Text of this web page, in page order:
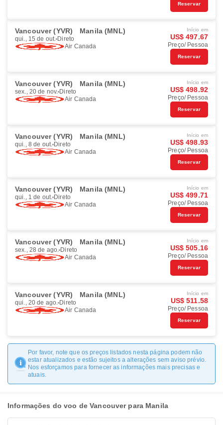
Reservar
Vancouver (YVR) Manila (MNL)
qui., 15 de out. Direto
Air Canada
Início em
US$ 497.67
Preço/ Pessoa
Reservar
Vancouver (YVR) Manila (MNL)
sex., 20 de nov. Direto
Air Canada
Início em
US$ 498.92
Preço/ Pessoa
Reservar
Vancouver (YVR) Manila (MNL)
qui., 8 de out. Direto
Air Canada
Início em
US$ 498.93
Preço/ Pessoa
Reservar
Vancouver (YVR) Manila (MNL)
qui., 1 de out. Direto
Air Canada
Início em
US$ 499.71
Preço/ Pessoa
Reservar
Vancouver (YVR) Manila (MNL)
sex., 28 de ago. Direto
Air Canada
Início em
US$ 505.16
Preço/ Pessoa
Reservar
Vancouver (YVR) Manila (MNL)
qui., 20 de ago. Direto
Air Canada
Início em
US$ 511.58
Preço/ Pessoa
Reservar
Por favor, note que os preços listados nesta página podem não
estar atualizados e estão sujeitos a alterações sem aviso prévio.
Nos esforçamos para fornecer as informações mais precisas e
atuais.
Informações do voo de Vancouver para Manila